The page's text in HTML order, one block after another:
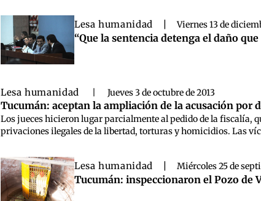
Lesa humanidad Viernes 13 de
“Que la sentencia detenga el daño
Lesa humanidad Jueves 3 de octubre de 2013
Tucumán: aceptan la ampliación de la acusación por
Los jueces hicieron lugar parcialmente al pedido de la fiscalía,
privaciones ilegales de la libertad, torturas y homicidios. Las
Lesa humanidad Miércoles 25 de
Tucumán: inspeccionaron el Pozo de